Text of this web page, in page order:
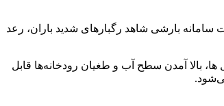
بارشی شاهد رگبار‌های شدید باران، رعد
بالا آمدن سطح آب و طغیان رودخانه‌ها قابل